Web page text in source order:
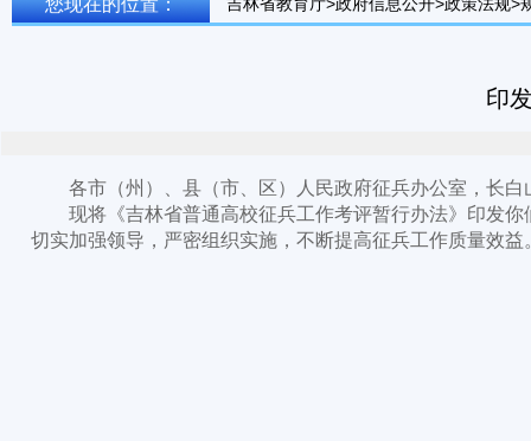
您现在的位置：
印
各市（州）、县（市、区）人民政府征兵办公室，长白
现将《吉林省普通高校征兵工作考评暂行办法》印发你
切实加强领导，严密组织实施，不断提高征兵工作质量效益